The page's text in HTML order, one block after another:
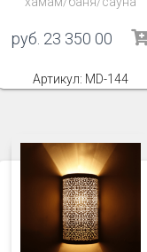
руб. 23 350 00
Артикул: MD-144